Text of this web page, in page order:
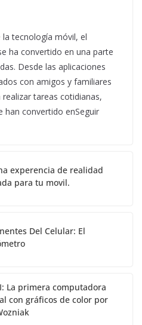
tecnología móvil, el
ha convertido en una parte
Desde las aplicaciones
con amigos y familiares
tareas cotidianas,
han convertido enSeguir
experencia de realidad
para tu movil.
Del Celular: El
La primera computadora
con gráficos de color por